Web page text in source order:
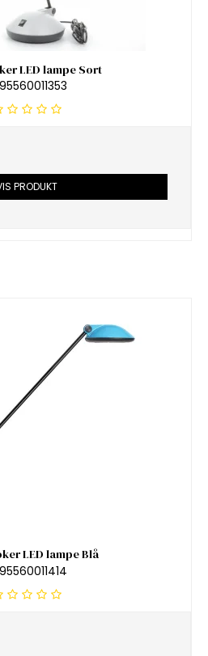
LED lampe Sort
PRODUKT
LED lampe Blå